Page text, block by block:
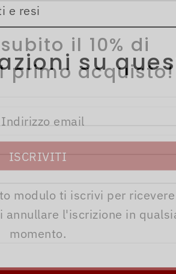
e resi
su
il 10% di
primo acquisto!
modulo ti iscrivi per
annullare l'iscrizione in
momento.